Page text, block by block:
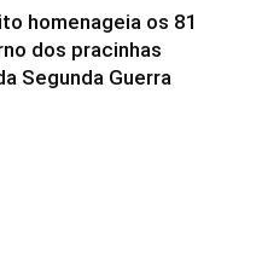
homenageia os 81
dos pracinhas
Segunda Guerra